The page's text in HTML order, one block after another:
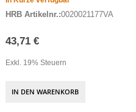
HRB Artikelnr.:0020021177VA
43,71 €
Exkl. 19% Steuern
IN DEN WARENKORB